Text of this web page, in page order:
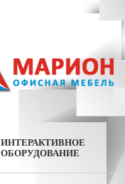
ИНТЕРАКТИВНОЕ
ОБОРУДОВАНИЕ